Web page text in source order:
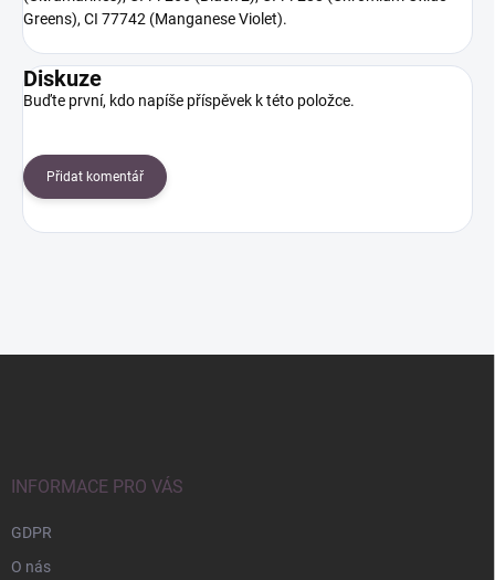
Greens), CI 77742 (Manganese Violet).
Diskuze
Buďte první, kdo napíše příspěvek k této položce.
Přidat komentář
INFORMACE PRO VÁS
GDPR
O nás